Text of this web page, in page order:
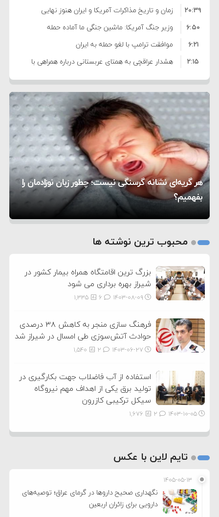
واهی و کذب محض است
زمان و تاریخ مذاکرات آمریکا و ایران هنوز نهایی
نشده است
۲۰:۳۹
وزیر جنگ آمریکا: ماشین جنگی ما آماده حمله
نظامی علیه ایران است
۶:۵۰
موافقت ترامپ با لغو حمله به ایران
۶:۲۱
هشدار عراقچی به همتای عربستانی درباره همراهی با
آمریکا
۲:۱۵
مقام ارشد امنیتی: برنامه گسترده‌ای برای پاسخ به
دیوانگی آمریکا داریم
۷:۱۰
ترامپ دستور حملات جدید علیه ایران را صادر کرد
۵:۴۵
سپاه: دو نفتکش متخلف مورد اصابت قرار گرفته و
متوقف شدند
۱۲:۵۹
ترامپ مدعی توافق تاریخی برای خلع سلاح کامل
حماس شد
۸:۵۷
اعتراض عراقچی به همتای بلغارستانی به دلیل کمک
به آمریکا در حملات به ایران
۱۶:۱۹
کشورهایی که به متجاوزان کمک می کنند پاسخ
سختی خواهند گرفت
۱۰:۱۵
سنتکام پایان تجاوز جدید به ایران را اعلام کرد
۶:۰۵
هر گریه‌ای نشانه گرسنگی نیست؛ چطور زبان نوزادمان را
بفهمیم؟
تغذیه پدر می‌تواند بر سلامت نوزاد تأثیر بگذارد
روی دیگر زندگی
2
محبوب ترین نوشته ها
بزرگ ترین اقامتگاه همراه بیمار کشور در
شیراز بهره برداری می شود
۱۴۰۳-۰۸-۰۹ 1,335
فرهنگ سازی منجر به کاهش ۳۸ درصدی
حوادث آتش‌سوزی طی امسال در شیراز شد
۱۴۰۳-۰۶-۲۷ 1,540
استفاده از آب فاضلاب جهت بکارگیری در
تولید برق یکی از اهداف مهم نیروگاه
سیکل ترکیبی کازرون
۱۴۰۳-۱۰-۰۵ 1,676
تایم لاین با عکس
۱۴۰۵-۰۵-۱۳
نگهداری صحیح داروها در گرمای عراق؛ توصیه‌های
دارویی برای زائران اربعین